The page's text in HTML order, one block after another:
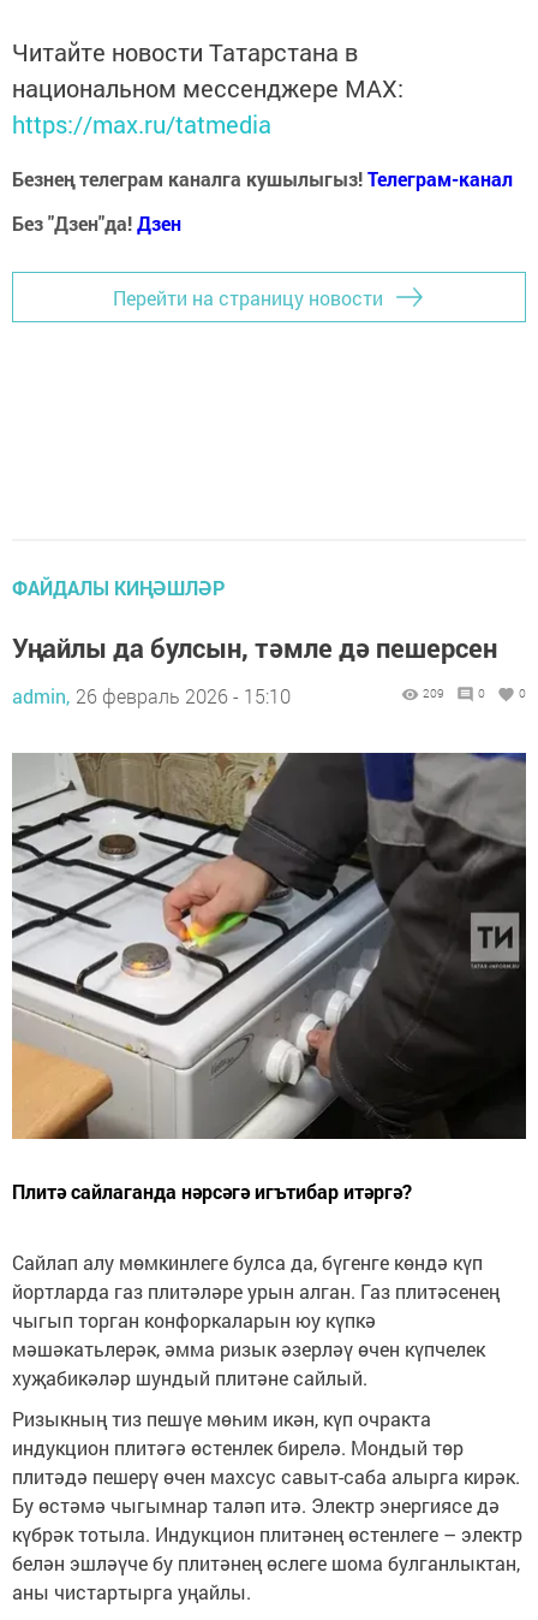
Читайте новости Татарстана в
национальном мессенджере MАХ:
https://max.ru/tatmedia
Безнең телеграм каналга кушылыгыз!Телеграм-канал
Без "Дзен"да!Дзен
Перейти на страницу новости
ФАЙДАЛЫ КИҢӘШЛӘР
Уңайлы да булсын, тәмле дә пешерсен
admin, 26 февраль 2026 - 15:10 209 0 0
Плитә сайлаганда нәрсәгә игътибар итәргә?
Сайлап алу мөмкинлеге булса да, бүгенге көндә күп
йортларда газ плитәләре урын алган. Газ плитәсенең
чыгып торган конфоркаларын юу күпкә
мәшәкатьлерәк, әмма ризык әзерләү өчен күпчелек
хуҗабикәләр шундый плитәне сайлый.
Ризыкның тиз пешүе мөһим икән, күп очракта
индукцион плитәгә өстенлек бирелә. Мондый төр
плитәдә пешерү өчен махсус савыт-саба алырга кирәк.
Бу өстәмә чыгымнар таләп итә. Электр энергиясе дә
күбрәк тотыла. Индукцион плитәнең өстенлеге – электр
белән эшләүче бу плитәнең өслеге шома булганлыктан,
аны чистартырга уңайлы.